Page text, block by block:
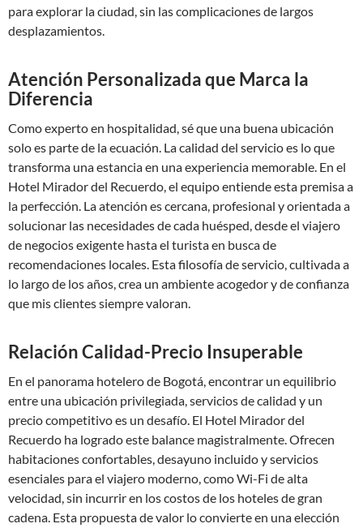
para explorar la ciudad, sin las complicaciones de largos
desplazamientos.
Atención Personalizada que Marca la
Diferencia
Como experto en hospitalidad, sé que una buena ubicación
solo es parte de la ecuación. La calidad del servicio es lo que
transforma una estancia en una experiencia memorable. En el
Hotel Mirador del Recuerdo, el equipo entiende esta premisa a
la perfección. La atención es cercana, profesional y orientada a
solucionar las necesidades de cada huésped, desde el viajero
de negocios exigente hasta el turista en busca de
recomendaciones locales. Esta filosofía de servicio, cultivada a
lo largo de los años, crea un ambiente acogedor y de confianza
que mis clientes siempre valoran.
Relación Calidad-Precio Insuperable
En el panorama hotelero de Bogotá, encontrar un equilibrio
entre una ubicación privilegiada, servicios de calidad y un
precio competitivo es un desafío. El Hotel Mirador del
Recuerdo ha logrado este balance magistralmente. Ofrecen
habitaciones confortables, desayuno incluido y servicios
esenciales para el viajero moderno, como Wi-Fi de alta
velocidad, sin incurrir en los costos de los hoteles de gran
cadena. Esta propuesta de valor lo convierte en una elección